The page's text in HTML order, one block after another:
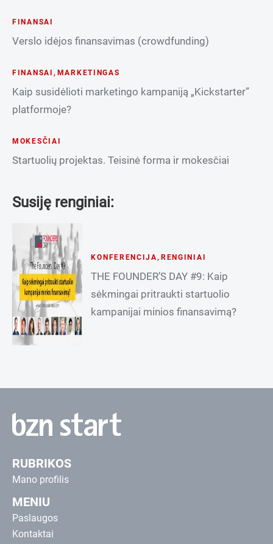
FINANSAI
Verslo idėjos finansavimas (crowdfunding)
FINANSAI , MARKETINGAS
Kaip susidėlioti marketingo kampaniją „Kickstarter”
platformoje?
MOKESČIAI
Startuolių projektas. Teisinė forma ir mokesčiai
Susiję renginiai:
KONFERENCIJA, RENGINIAI
THE FOUNDER’S DAY #9: Kaip
sėkmingai pritraukti startuolio
kampanijai minios finansavimą?
RUBRIKOS
Mano profilis
MENIU
Paslaugos
Kontaktai